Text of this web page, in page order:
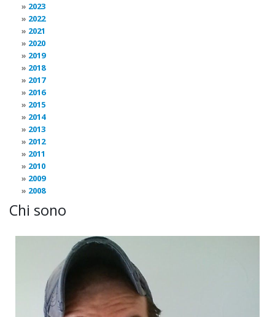
2023
2022
2021
2020
2019
2018
2017
2016
2015
2014
2013
2012
2011
2010
2009
2008
Chi sono